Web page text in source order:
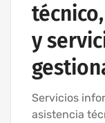
y
Servicios
asistencia